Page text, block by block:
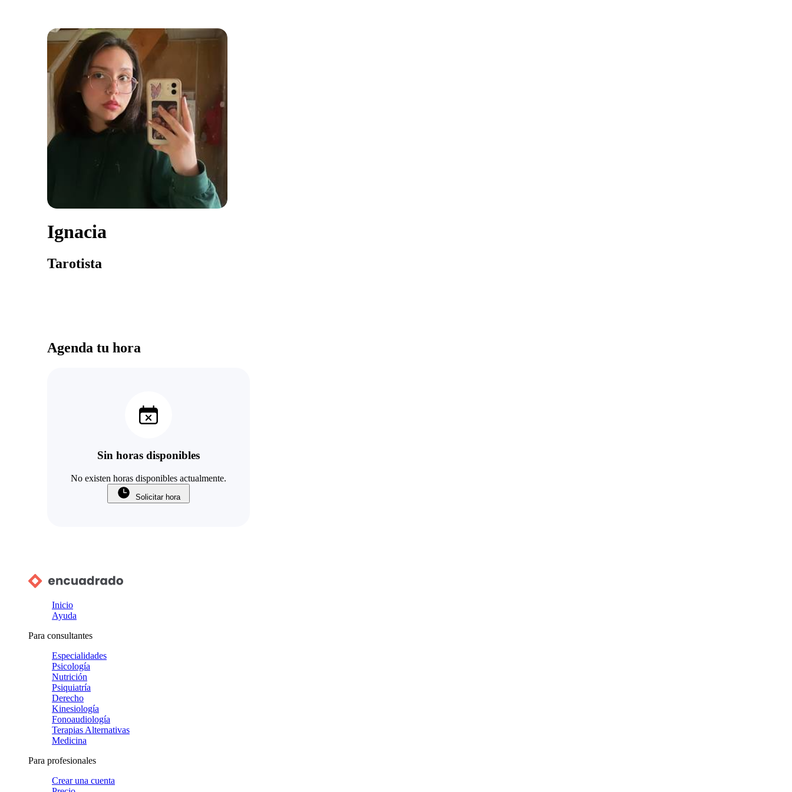
Ignacia
Tarotista
Agenda tu hora
Sin horas disponibles
No existen horas disponibles actualmente.
Solicitar hora
Inicio
Ayuda
Para consultantes
Especialidades
Psicología
Nutrición
Psiquiatría
Derecho
Kinesiología
Fonoaudiología
Terapias Alternativas
Medicina
Para profesionales
Crear una cuenta